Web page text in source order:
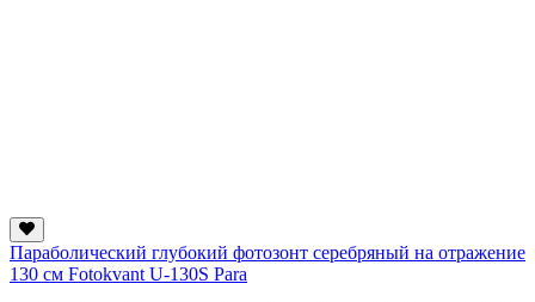
Параболический глубокий фотозонт серебряный на отражение
130 см Fotokvant U-130S Para